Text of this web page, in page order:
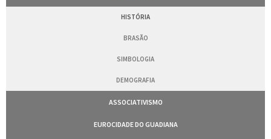
HISTÓRIA
BRASÃO
SIMBOLOGIA
DEMOGRAFIA
ASSOCIATIVISMO
EUROCIDADE DO GUADIANA